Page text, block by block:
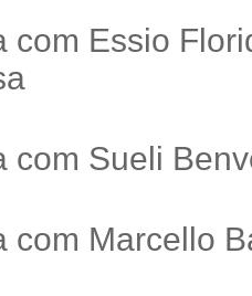
com Essio
com Sueli
com Marcello